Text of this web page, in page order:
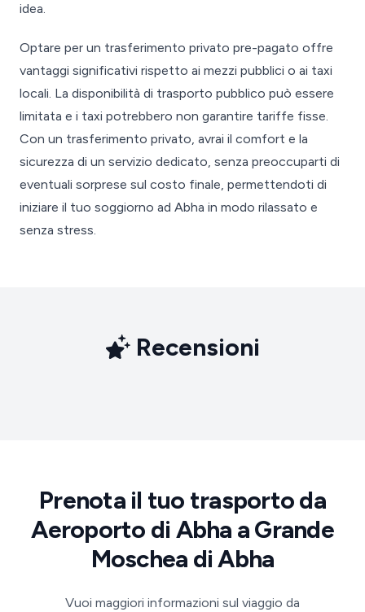
idea.
Optare per un trasferimento privato pre-pagato offre
vantaggi significativi rispetto ai mezzi pubblici o ai taxi
locali. La disponibilità di trasporto pubblico può essere
limitata e i taxi potrebbero non garantire tariffe fisse.
Con un trasferimento privato, avrai il comfort e la
sicurezza di un servizio dedicato, senza preoccuparti di
eventuali sorprese sul costo finale, permettendoti di
iniziare il tuo soggiorno ad Abha in modo rilassato e
senza stress.
Recensioni
Prenota il tuo trasporto da
Aeroporto di Abha a Grande
Moschea di Abha
Vuoi maggiori informazioni sul viaggio da